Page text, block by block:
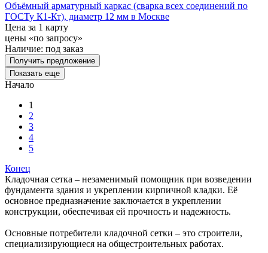
Объёмный арматурный каркас (сварка всех соединений по
ГОСТу К1-Кт), диаметр 12 мм в Москве
Цена за 1 карту
цены «по запросу»
Наличие: под заказ
Получить предложение
Показать еще
Начало
1
2
3
4
5
Конец
Кладочная сетка – незаменимый помощник при возведении
фундамента здания и укреплении кирпичной кладки. Её
основное предназначение заключается в укреплении
конструкции, обеспечивая ей прочность и надежность.
Основные потребители кладочной сетки – это строители,
специализирующиеся на общестроительных работах.